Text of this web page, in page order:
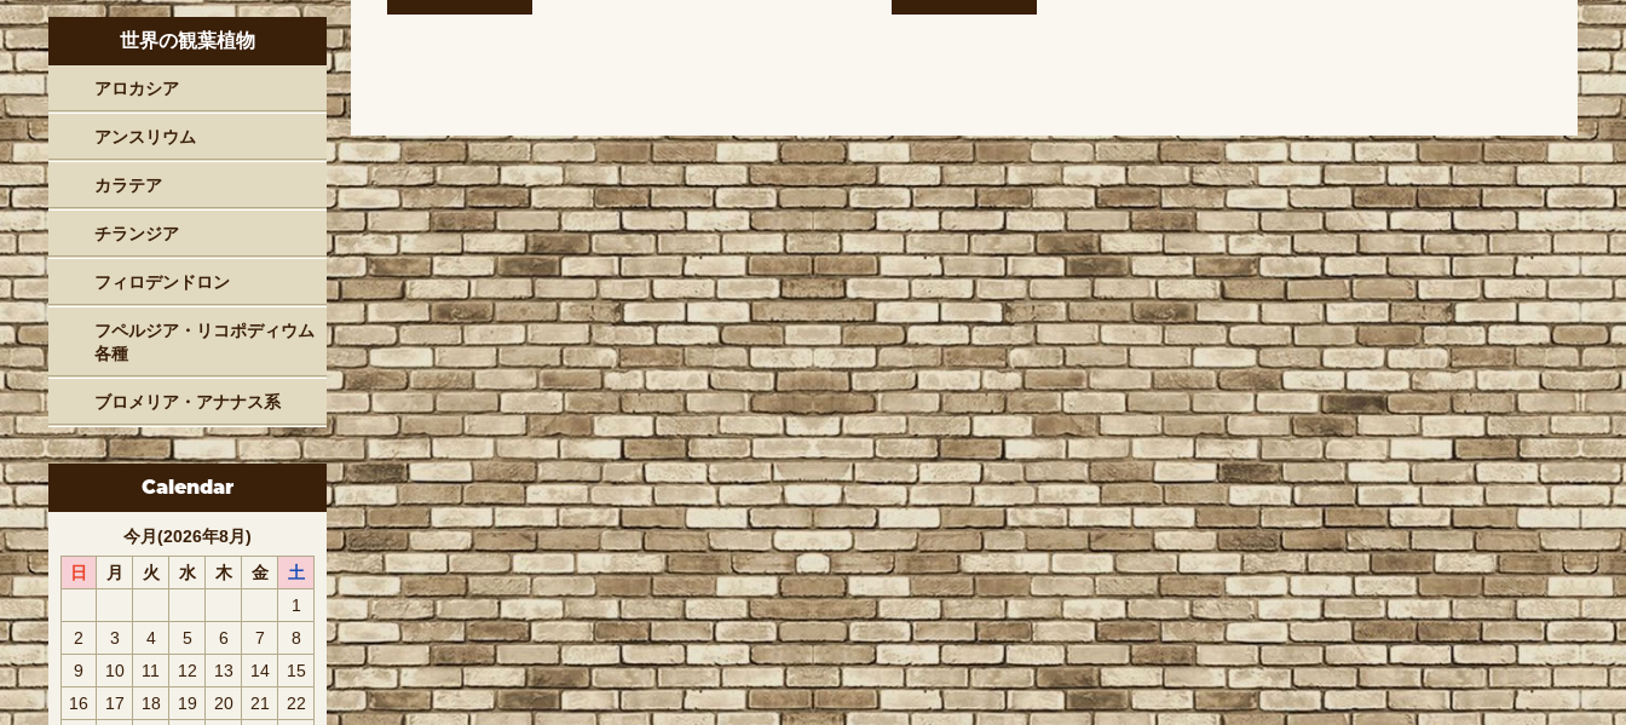
世界の観葉植物
アロカシア
アンスリウム
カラテア
チランジア
フィロデンドロン
フペルジア・リコポディウム
各種
ブロメリア・アナナス系
Calendar
今月(2026年8月)
日
月 火 水 木 金
土
1
2
3 4 5 6 7
8
9
10 11 12 13 14
15
16
17 18 19 20 21
22